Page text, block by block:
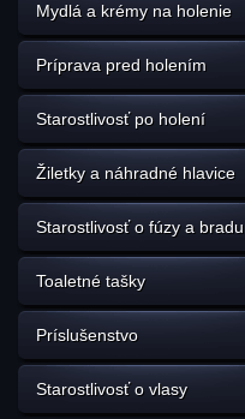
Mydlá a krémy na holenie
Príprava pred holením
Starostlivosť po holení
Žiletky a náhradné hlavice
Starostlivosť o fúzy a bradu
Toaletné tašky
Príslušenstvo
Starostlivosť o vlasy